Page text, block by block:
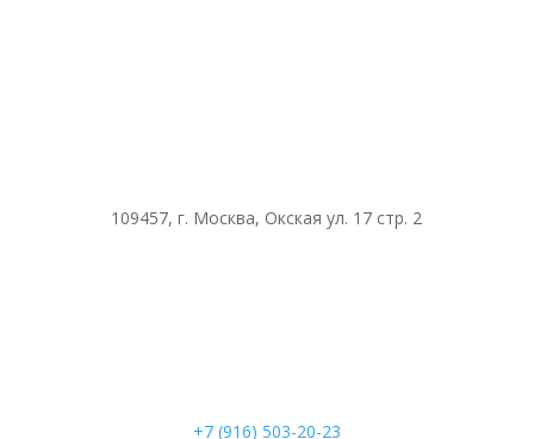
109457, г. Москва, Окская ул. 17 стр. 2
+7 (916) 503-20-23